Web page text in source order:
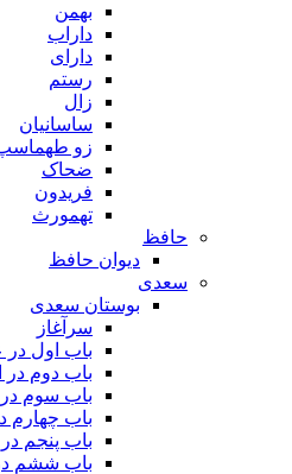
بهمن
داراب
دارای
رستم
زال
ساسانیان
زو
ضحاک
فریدون
تهمورث
حافظ
دیوان حافظ
سعدی
بوستان سعدی
سرآغاز
باب اول در
باب دوم
باب سوم
باب چهارم
باب پنجم
باب ششم